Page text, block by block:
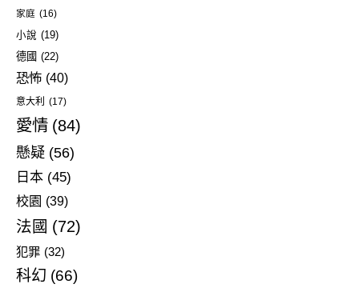
家庭 (16)
小說 (19)
德國 (22)
恐怖 (40)
意大利 (17)
愛情 (84)
懸疑 (56)
日本 (45)
校園 (39)
法國 (72)
犯罪 (32)
科幻 (66)